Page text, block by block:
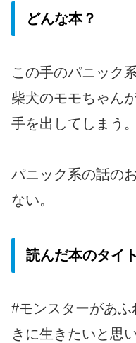
どんな本？
この手のパニック
柴犬のモモちゃん
手を出してしまう。
パニック系の話の
ない。
読んだ本のタイ
#モンスターがあ
きに生きたいと思